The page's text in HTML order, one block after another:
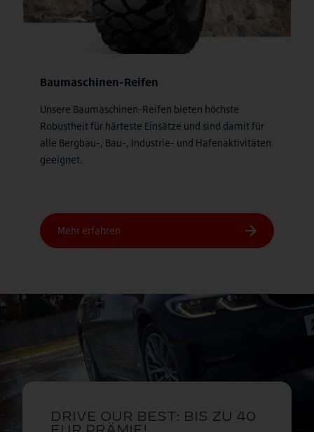
Baumaschinen-Reifen
Unsere Baumaschinen-Reifen bieten höchste
Robustheit für härteste Einsätze und sind damit für
alle Bergbau-, Bau-, Industrie- und Hafenaktivitäten
geeignet.